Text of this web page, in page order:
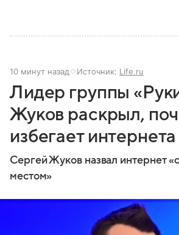
10 минут назад Источник: Life.ru
Лидер группы
Жуков раскрыл,
избегает интернета
Сергей Жуков назвал интернет
местом»